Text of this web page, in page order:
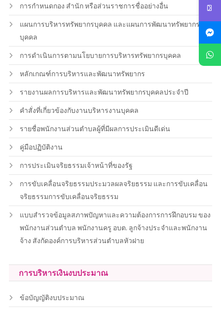
การกำหนดกอง สำนัก หรือส่วนราชการชื่ออย่างอื่น
แผนการบริหารทรัพยากรบุคคล และแผนการพัฒนาทรัพยากร
บุคคล
การดำเนินการตามนโยบายการบริหารทรัพยากรบุคคล
หลักเกณฑ์การบริหารและพัฒนาทรัพยากร
รายงานผลการบริหารและพัฒนาทรัพยากรบุคคลประจำปี
คำสั่งที่เกี่ยวข้องกับงานบริหารงานบุคคล
รายชื่อพนักงานส่วนตำบลผู้ที่มีผลการประเมินดีเด่น
คู่มือปฏิบัติงาน
การประเมินจริยธรรมเจ้าหน้าที่ของรัฐ
การขับเคลื่อนจริยธรรมประมวลผลจริยธรรม และการขับเคลื่อน
จริยธรรมการขับเคลื่อนจริยธรรม
แบบสำรวจข้อมูลสภาพปัญหาและความต้องการการฝึกอบรม ของ
พนักงานส่วนตำบล พนักงานครู อบต. ลูกจ้างประจำและพนักงาน
จ้าง สังกัดองค์การบริหารส่วนตำบลหัวฝาย
การบริหารเงินงบประมาณ
ข้อบัญญัติงบประมาณ